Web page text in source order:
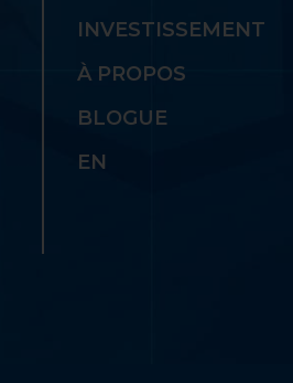
INVESTISSEMENT
À PROPOS
BLOGUE
EN